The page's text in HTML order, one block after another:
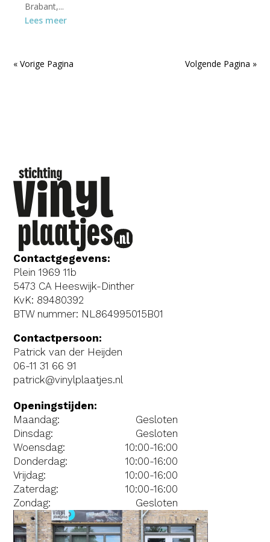
Brabant,...
Lees meer
« Vorige Pagina Volgende Pagina »
Contactgegevens:
Plein 1969 11b
5473 CA Heeswijk-Dinther
KvK: 89480392
BTW nummer: NL864995015B01
Contactpersoon:
Patrick van der Heijden
06-11 31 66 91
patrick@vinylplaatjes.nl
Openingstijden:
Maandag:
Gesloten
Dinsdag:
Gesloten
Woensdag:
10:00-16:00
Donderdag:
10:00-16:00
Vrijdag:
10:00-16:00
Zaterdag:
10:00-16:00
Zondag:
Gesloten